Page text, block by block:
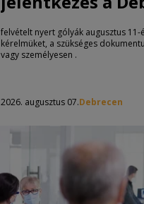
Egyetemen
felvételt nyert gólyák augusztus 11-
kérelmüket, a szükséges
vagy személyesen .
2026. augusztus 07.Debrecen